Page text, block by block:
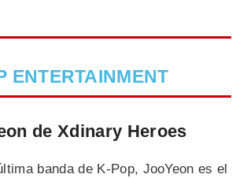
ENTERTAINMENT
de Xdinary Heroes
banda de K-Pop, JooYeon es el